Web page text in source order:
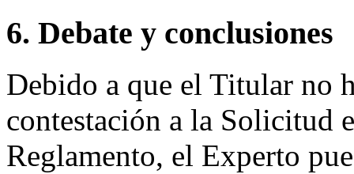
6. Debate y conclusiones
Debido a que el Titular no
contestación a la Solicitud
Reglamento, el Experto